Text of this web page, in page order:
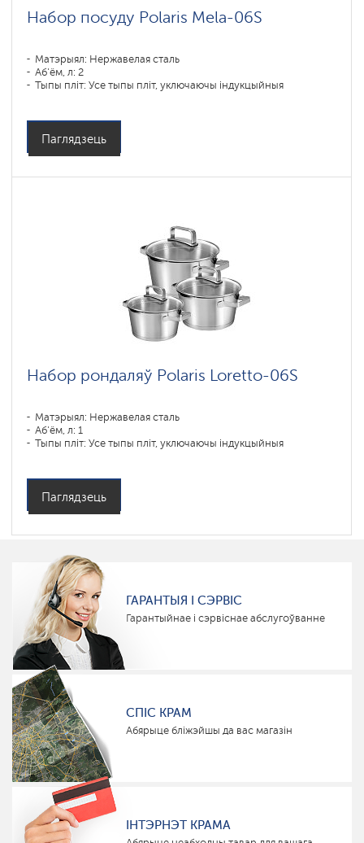
Набор посуду Polaris Mela-06S
Матэрыял: Нержавелая сталь
Аб'ём, л: 2
Тыпы пліт: Усе тыпы пліт, уключаючы індукцыйныя
Паглядзець
Набор рондаляў Polaris Loretto-06S
Матэрыял: Нержавелая сталь
Аб'ём, л: 1
Тыпы пліт: Усе тыпы пліт, уключаючы індукцыйныя
Паглядзець
ГАРАНТЫЯ І СЭРВІС
Гарантыйнае і сэрвіснае абслугоўванне
СПІС КРАМ
Абярыце бліжэйшы да вас магазін
ІНТЭРНЭТ КРАМА